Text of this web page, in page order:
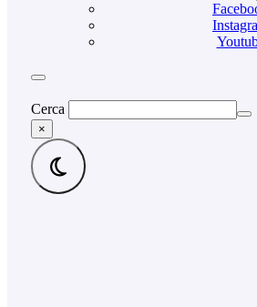
Cerca
×